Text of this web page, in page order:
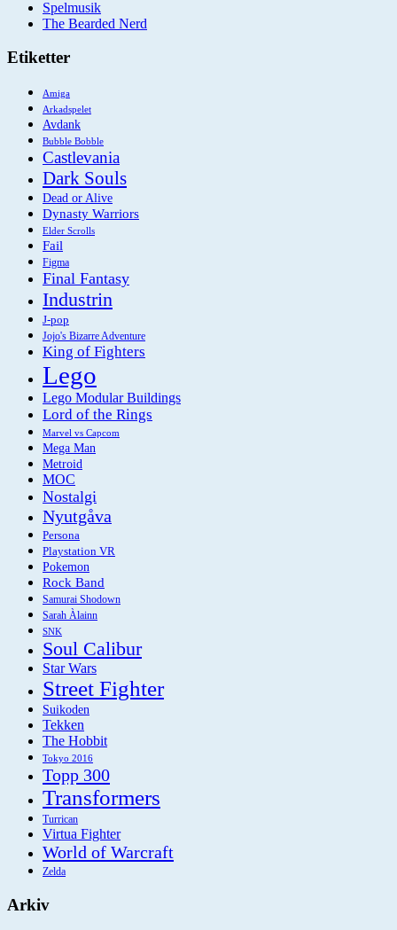
Spelmusik
The Bearded Nerd
Etiketter
Amiga
Arkadspelet
Avdank
Bubble Bobble
Castlevania
Dark Souls
Dead or Alive
Dynasty Warriors
Elder Scrolls
Fail
Figma
Final Fantasy
Industrin
J-pop
Jojo's Bizarre Adventure
King of Fighters
Lego
Lego Modular Buildings
Lord of the Rings
Marvel vs Capcom
Mega Man
Metroid
MOC
Nostalgi
Nyutgåva
Persona
Playstation VR
Pokemon
Rock Band
Samurai Shodown
Sarah Àlainn
SNK
Soul Calibur
Star Wars
Street Fighter
Suikoden
Tekken
The Hobbit
Tokyo 2016
Topp 300
Transformers
Turrican
Virtua Fighter
World of Warcraft
Zelda
Arkiv